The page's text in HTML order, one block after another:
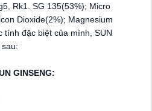
Rk1. SG 135(53%); Micro
Dioxide(2%); Magnesium
tính đặc biệt của mình, SUN
GINSENG: